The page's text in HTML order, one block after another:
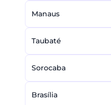
Manaus
Taubaté
Sorocaba
Brasília